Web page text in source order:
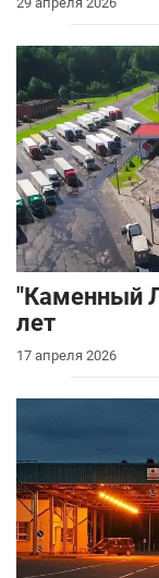
"Каменный
лет
17 апреля 2026